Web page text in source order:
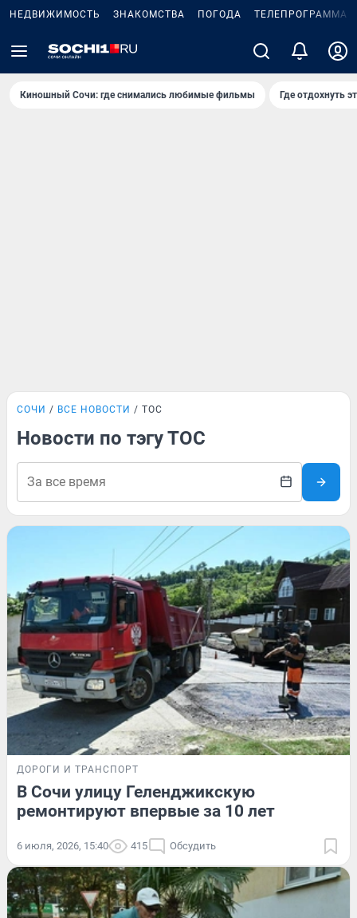
НЕДВИЖИМОСТЬ ЗНАКОМСТВА ПОГОДА ТЕЛЕПРОГРАММА
Киношный Сочи: где снимались любимые фильмы Где отдохнуть
СОЧИ ВСЕ НОВОСТИ ТОС
Новости по тэгу ТОС
ДОРОГИ И ТРАНСПОРТ
В Сочи улицу Геленджикскую
ремонтируют впервые за 10 лет
6 июля, 2026, 15:40 415 Обсудить